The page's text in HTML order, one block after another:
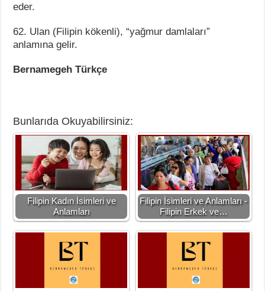
eder.
62. Ulan (Filipin kökenli), “yağmur damlaları”
anlamına gelir.
Bernamegeh Türkçe
Bunlarıda Okuyabilirsiniz:
Filipin Kadın İsimleri ve
Anlamları
Filipin İsimleri ve Anlamları -
Filipin Erkek ve…